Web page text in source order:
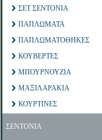
ΣΕΤ ΣΕΝΤΟΝΙΑ
ΠΑΠΛΩΜΑΤΑ
ΠΑΠΛΩΜΑΤΟΘΗΚΕΣ
ΚΟΥΒΕΡΤΕΣ
ΜΠΟΥΡΝΟΥΖΙΑ
ΜΑΞΙΛΑΡΑΚΙΑ
ΚΟΥΡΤΙΝΕΣ
ΣΕΝΤΟΝΙΑ